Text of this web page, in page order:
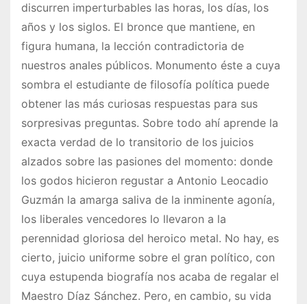
discurren imperturbables las horas, los días, los
años y los siglos. El bronce que mantiene, en
figura humana, la lección contradictoria de
nuestros anales públicos. Monumento éste a cuya
sombra el estudiante de filosofía política puede
obtener las más curiosas respuestas para sus
sorpresivas preguntas. Sobre todo ahí aprende la
exacta verdad de lo transitorio de los juicios
alzados sobre las pasiones del momento: donde
los godos hicieron regustar a Antonio Leocadio
Guzmán la amarga saliva de la inminente agonía,
los liberales vencedores lo llevaron a la
perennidad gloriosa del heroico metal. No hay, es
cierto, juicio uniforme sobre el gran político, con
cuya estupenda biografía nos acaba de regalar el
Maestro Díaz Sánchez. Pero, en cambio, su vida